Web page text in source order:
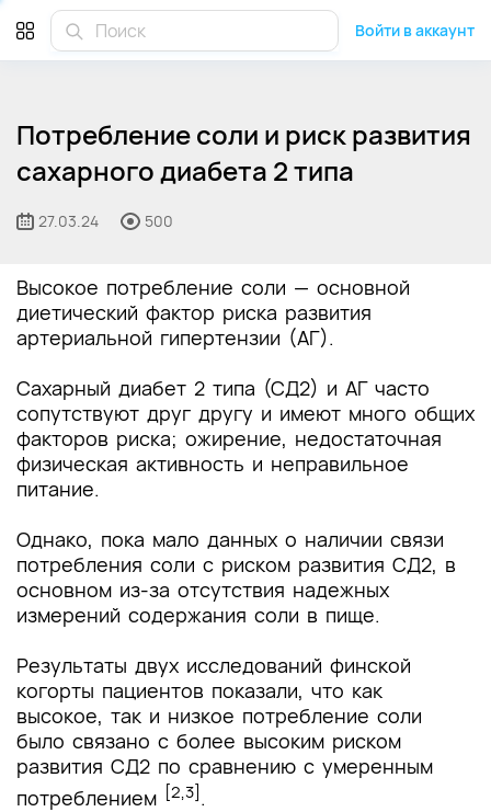
Войти в аккаунт
Потребление соли и риск развития
сахарного диабета 2 типа
27.03.24 500
Высокое потребление соли — основной
диетический фактор риска развития
артериальной гипертензии (АГ).
Сахарный диабет 2 типа (СД2) и АГ часто
сопутствуют друг другу и имеют много общих
факторов риска; ожирение, недостаточная
физическая активность и неправильное
питание.
Однако, пока мало данных о наличии связи
потребления соли с риском развития СД2, в
основном из-за отсутствия надежных
измерений содержания соли в пище.
Результаты двух исследований финской
когорты пациентов показали, что как
высокое, так и низкое потребление соли
было связано с более высоким риском
развития СД2 по сравнению с умеренным
потреблением [2,3].